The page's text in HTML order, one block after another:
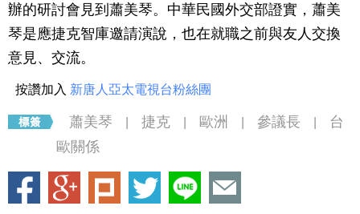
辦的研討會見到蕭美琴。中華民國外交部證實，蕭美
琴是應捷克智庫邀請演說，也在就職之前與友人交換
意見、交流。
按讚加入 新唐人亞太電視台粉絲團
蕭美琴 捷克 歐洲 參議長
台
歐關係